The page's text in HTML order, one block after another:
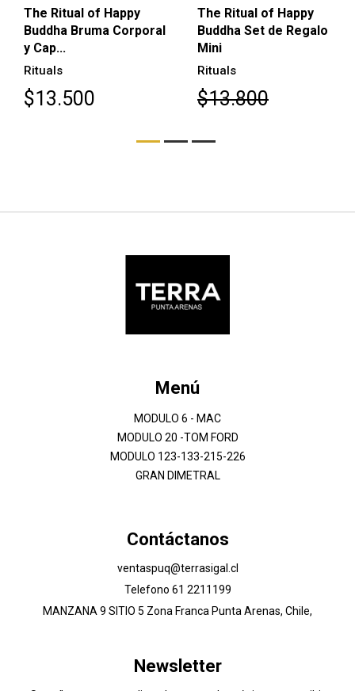
The Ritual of Happy
Buddha Bruma Corporal
y Cap...
Rituals
$13.500
The Ritual of Happy
Buddha Set de Regalo
Mini
Rituals
$13.800
Menú
MODULO 6 - MAC
MODULO 20 -TOM FORD
MODULO 123-133-215-226
GRAN DIMETRAL
Contáctanos
ventaspuq@terrasigal.cl
Telefono 61 2211199
MANZANA 9 SITIO 5 Zona Franca Punta Arenas, Chile,
Newsletter